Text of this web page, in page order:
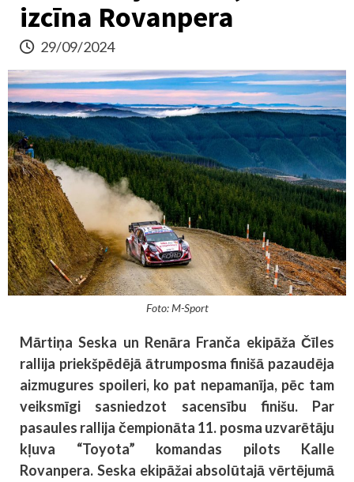
izcīna Rovanpera
29/09/2024
Foto: M-Sport
Mārtiņa Seska un Renāra Franča ekipāža Čīles
rallija priekšpēdējā ātrumposma finišā pazaudēja
aizmugures spoileri, ko pat nepamanīja, pēc tam
veiksmīgi sasniedzot sacensību finišu. Par
pasaules rallija čempionāta 11. posma uzvarētāju
kļuva “Toyota” komandas pilots Kalle
Rovanpera. Seska ekipāžai absolūtajā vērtējumā